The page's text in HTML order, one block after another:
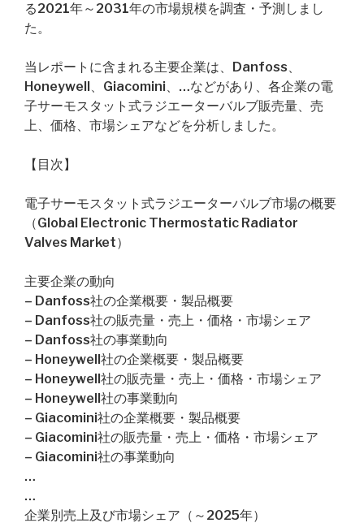
る2021年～2031年の市場規模を調査・予測しまし
た。
当レポートに含まれる主要企業は、Danfoss、
Honeywell、Giacomini、…などがあり、各企業の電
子サーモスタット式ラジエーターバルブ販売量、売
上、価格、市場シェアなどを分析しました。
【目次】
電子サーモスタット式ラジエーターバルブ市場の概要
（Global Electronic Thermostatic Radiator
Valves Market）
主要企業の動向
– Danfoss社の企業概要・製品概要
– Danfoss社の販売量・売上・価格・市場シェア
– Danfoss社の事業動向
– Honeywell社の企業概要・製品概要
– Honeywell社の販売量・売上・価格・市場シェア
– Honeywell社の事業動向
– Giacomini社の企業概要・製品概要
– Giacomini社の販売量・売上・価格・市場シェア
– Giacomini社の事業動向
…
…
企業別売上及び市場シェア（～2025年）